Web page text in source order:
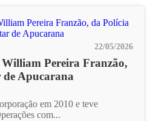
22/05/2026
Pereira Franzão,
Apucarana
em 2010 e teve
com...